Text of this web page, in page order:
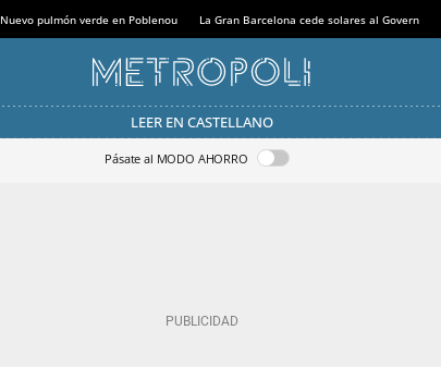
Nuevo pulmón verde en Poblenou La Gran Barcelona cede solares al Govern
LEER EN CASTELLANO
Pásate al MODO AHORRO